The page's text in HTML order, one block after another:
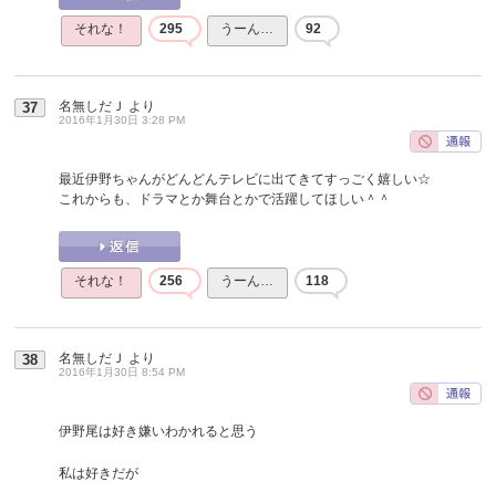
それな！ 295 うーん… 92
37 名無しだＪ より
2016年1月30日 3:28 PM
最近伊野ちゃんがどんどんテレビに出てきてすっごく嬉しい☆
これからも、ドラマとか舞台とかで活躍してほしい＾＾
それな！ 256 うーん… 118
38 名無しだＪ より
2016年1月30日 8:54 PM
伊野尾は好き嫌いわかれると思う
私は好きだが